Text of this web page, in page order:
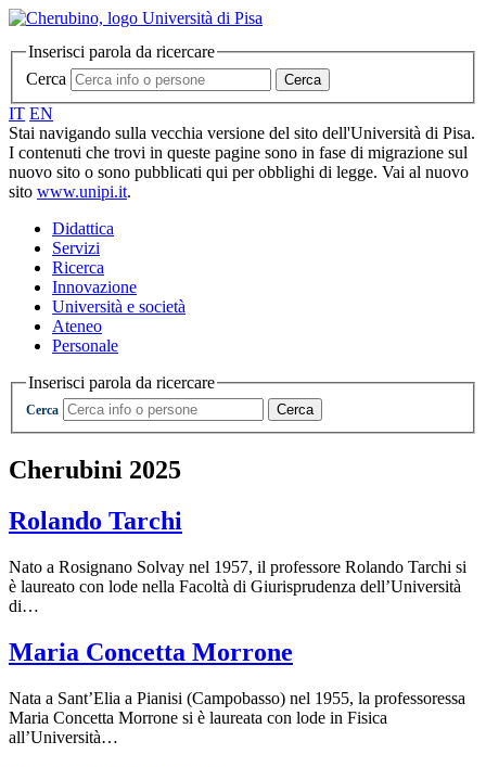
Inserisci parola da ricercare
Cerca
Cerca
IT EN
Stai navigando sulla vecchia versione del sito dell'Università di Pisa.
I contenuti che trovi in queste pagine sono in fase di migrazione sul
nuovo sito o sono pubblicati qui per obblighi di legge. Vai al nuovo
sito www.unipi.it.
Didattica
Servizi
Ricerca
Innovazione
Università e società
Ateneo
Personale
Inserisci parola da ricercare
Cerca Cerca
Cherubini 2025
Rolando Tarchi
Nato a Rosignano Solvay nel 1957, il professore Rolando Tarchi si
è laureato con lode nella Facoltà di Giurisprudenza dell’Università
di…
Maria Concetta Morrone
Nata a Sant’Elia a Pianisi (Campobasso) nel 1955, la professoressa
Maria Concetta Morrone si è laureata con lode in Fisica
all’Università…